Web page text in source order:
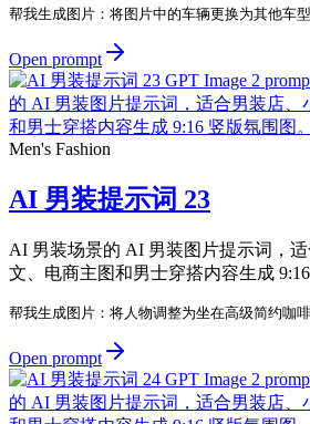
帮我生成图片：将图片中的车辆更换为其他
Open prompt
Men's Fashion
AI 男装提示词 23
AI 男装场景的 AI 男装图片提示词，
文、电商主图和男士穿搭内容生成 9:16
帮我生成图片：将人物调整为坐在高级简约咖
Open prompt